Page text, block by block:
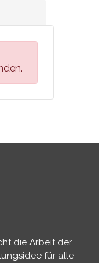
die Arbeit der
für alle